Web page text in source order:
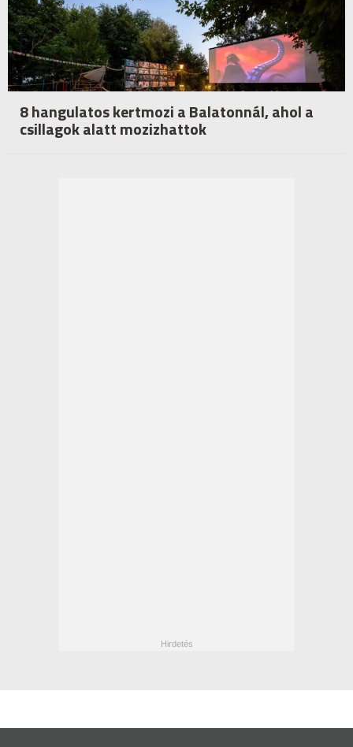
8 hangulatos kertmozi a Balatonnál, ahol a
csillagok alatt mozizhattok